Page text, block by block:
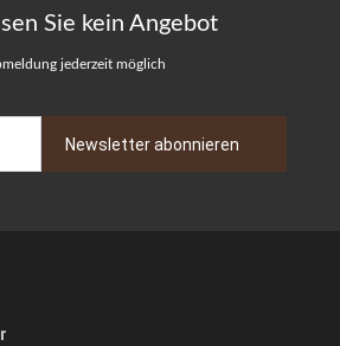
Sie kein Angebot
jederzeit möglich